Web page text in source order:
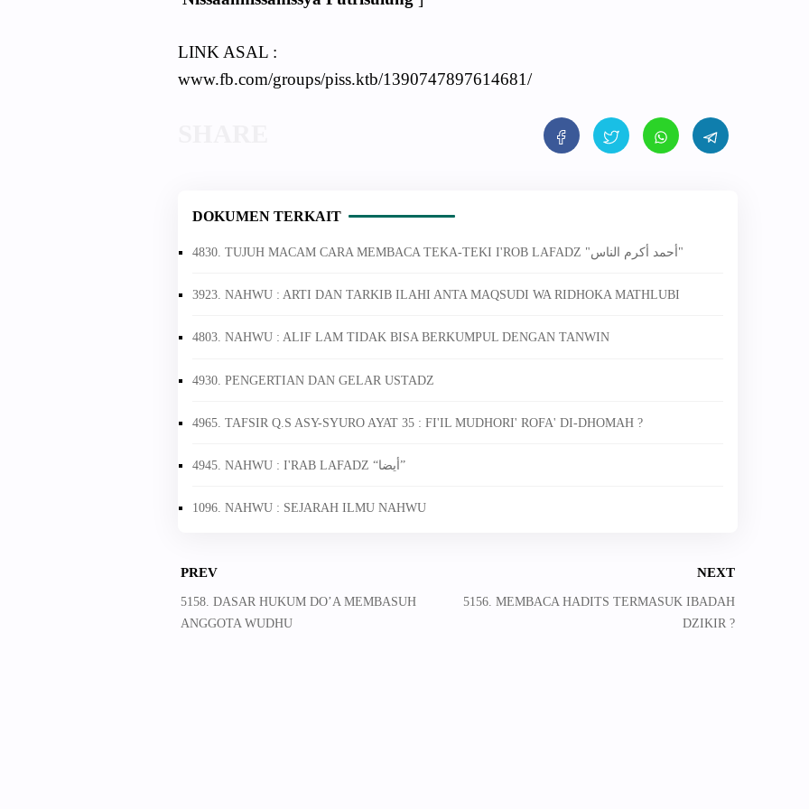
LINK ASAL :
www.fb.com/groups/piss.ktb/1390747897614681/
DOKUMEN TERKAIT
4830. TUJUH MACAM CARA MEMBACA TEKA-TEKI I'ROB LAFADZ "أحمد أكرم الناس"
3923. NAHWU : ARTI DAN TARKIB ILAHI ANTA MAQSUDI WA RIDHOKA MATHLUBI
4803. NAHWU : ALIF LAM TIDAK BISA BERKUMPUL DENGAN TANWIN
4930. PENGERTIAN DAN GELAR USTADZ
4965. TAFSIR Q.S ASY-SYURO AYAT 35 : FI'IL MUDHORI' ROFA' DI-DHOMAH ?
4945. NAHWU : I'RAB LAFADZ “أيضا”
1096. NAHWU : SEJARAH ILMU NAHWU
PREV
5158. DASAR HUKUM DO’A MEMBASUH
ANGGOTA WUDHU
NEXT
5156. MEMBACA HADITS TERMASUK IBADAH
DZIKIR ?